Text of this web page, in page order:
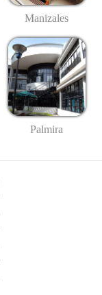
Manizales
Palmira